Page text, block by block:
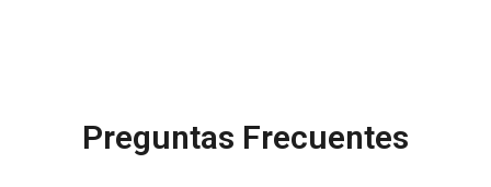
Preguntas Frecuentes